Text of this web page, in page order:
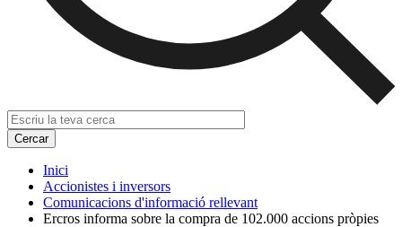
Inici
Accionistes i inversors
Comunicacions d'informació rellevant
Ercros informa sobre la compra de 102.000 accions pròpies